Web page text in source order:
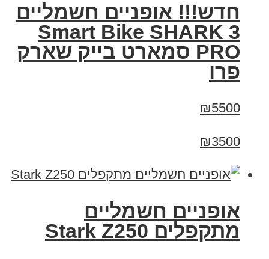
חדש!!! אופניים חשמליים
Smart Bike SHARK 3
PRO סמארט בייק שארק
פרו
₪5500
₪3500
‏אופניים חשמליים
‏מתקפלים Stark Z250